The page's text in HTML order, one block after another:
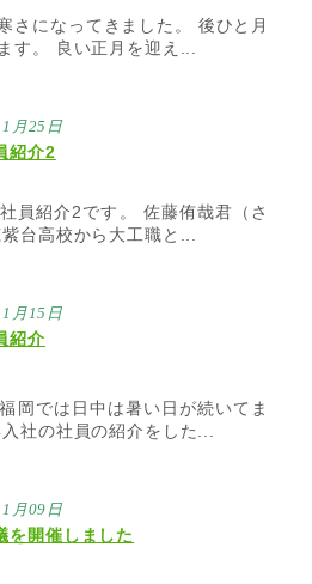
さになってきました。 後ひと月
す。 良い正月を迎え...
月25日
紹介2
員紹介2です。 佐藤侑哉君（さ
台高校から大工職と...
月15日
紹介
岡では日中は暑い日が続いてま
社の社員の紹介をした...
月09日
を開催しました